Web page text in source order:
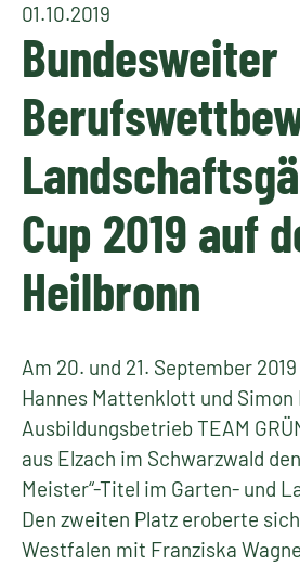
01.10.2019
Bundesweiter
Cup 2019 auf
Heilbronn
Am 20. und 21. September
Hannes Mattenklott und Simon
Ausbildungsbetrieb TEAM
aus Elzach im Schwarzwald
Meister“-Titel im Garten- und
Den zweiten Platz eroberte
Westfalen mit Franziska